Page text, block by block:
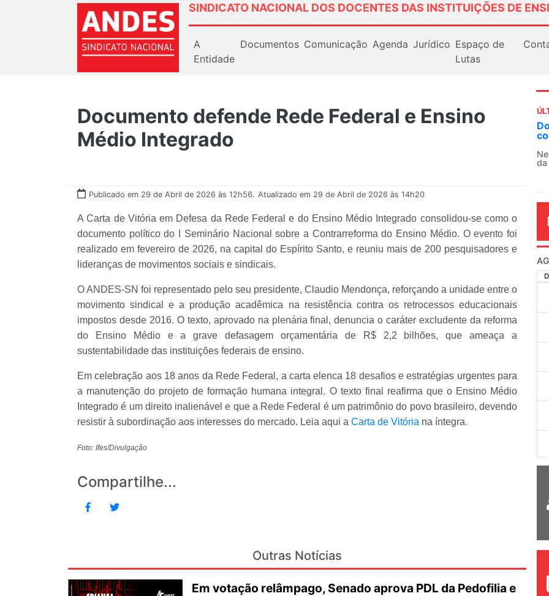
SINDICATO NACIONAL DOS DOCENTES DAS INSTITUIÇÕES DE
A
Entidade
Documentos Comunicação Agenda Jurídico Espaço de
Lutas
Documento defende Rede Federal e Ensino
Médio Integrado
Publicado em 29 de Abril de 2026 às 12h56. Atualizado em 29 de Abril de 2026 às 14h20
A Carta de Vitória em Defesa da Rede Federal e do Ensino Médio Integrado consolidou-se como o
documento político do I Seminário Nacional sobre a Contrarreforma do Ensino Médio. O evento foi
realizado em fevereiro de 2026, na capital do Espírito Santo, e reuniu mais de 200 pesquisadores e
lideranças de movimentos sociais e sindicais.
O ANDES-SN foi representado pelo seu presidente, Claudio Mendonça, reforçando a unidade entre o
movimento sindical e a produção acadêmica na resistência contra os retrocessos educacionais
impostos desde 2016. O texto, aprovado na plenária final, denuncia o caráter excludente da reforma
do Ensino Médio e a grave defasagem orçamentária de R$ 2,2 bilhões, que ameaça a
sustentabilidade das instituições federais de ensino.
Em celebração aos 18 anos da Rede Federal, a carta elenca 18 desafios e estratégias urgentes para
a manutenção do projeto de formação humana integral. O texto final reafirma que o Ensino Médio
Integrado é um direito inalienável e que a Rede Federal é um patrimônio do povo brasileiro, devendo
resistir à subordinação aos interesses do mercado. Leia aqui a Carta de Vitória na íntegra.
Foto: Ifes/Divulgação
Compartilhe...
Outras Notícias
Em votação relâmpago, Senado aprova PDL da Pedofilia e
da